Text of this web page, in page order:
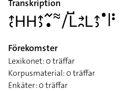
Transkription
􌤴􌥗􌤲􌤲􌤴􌤶􌥨􌥡􌦇􌥠􌥈􌤹􌥔􌥘􌥈􌤴􌤶􌤟􌥼􌥻
Förekomster
Lexikonet: 0 träffar
Korpusmaterial: 0 träffar
Enkäter: 0 träffar